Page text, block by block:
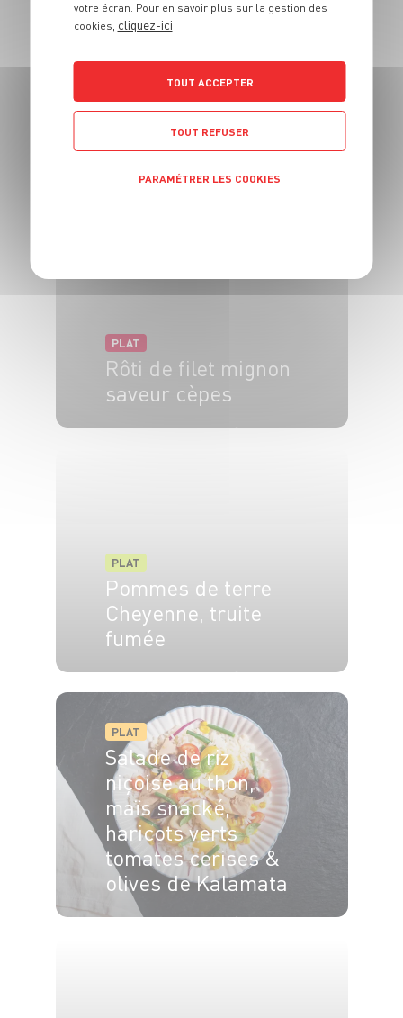
Sandwich focaccia
aux polpette,
burrata, tomates
cerises rôties et
pesto verde
PLAT
Rôti de filet mignon
saveur cèpes
PLAT
Pommes de terre
Cheyenne, truite
fumée
PLAT
Salade de riz
niçoise au thon,
maïs snacké,
haricots verts
tomates cerises &
olives de Kalamata
votre écran. Pour en savoir plus sur la gestion des
cookies, cliquez-ici
TOUT ACCEPTER
TOUT REFUSER
PARAMÉTRER LES COOKIES